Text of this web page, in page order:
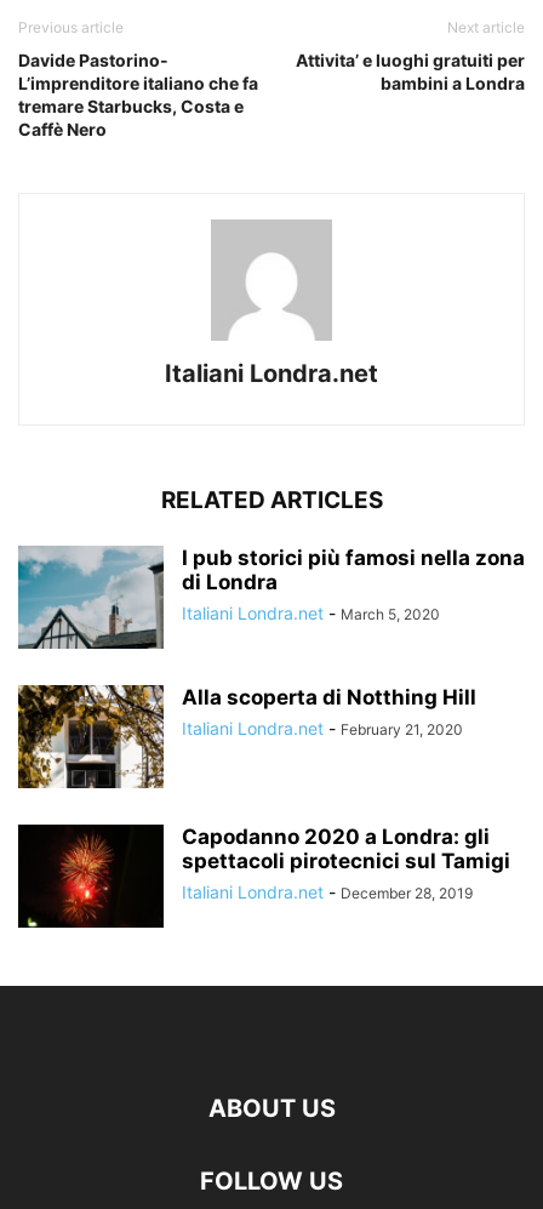
Previous article
Davide Pastorino-
L’imprenditore italiano che fa
tremare Starbucks, Costa e
Caffè Nero
Next article
Attivita’ e luoghi gratuiti per
bambini a Londra
Italiani Londra.net
RELATED ARTICLES
I pub storici più famosi nella zona
di Londra
Italiani Londra.net - March 5, 2020
Alla scoperta di Notthing Hill
Italiani Londra.net - February 21, 2020
Capodanno 2020 a Londra: gli
spettacoli pirotecnici sul Tamigi
Italiani Londra.net - December 28, 2019
ABOUT US
FOLLOW US